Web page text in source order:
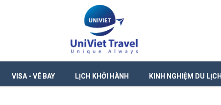
VISA - VÉ BAY LỊCH KHỞI HÀNH KINH NGHIỆM DU LỊCH